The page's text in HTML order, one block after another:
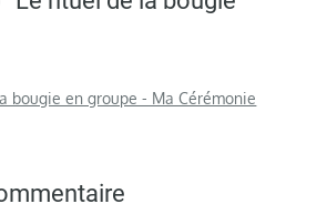
bougie en groupe - Ma Cérémonie